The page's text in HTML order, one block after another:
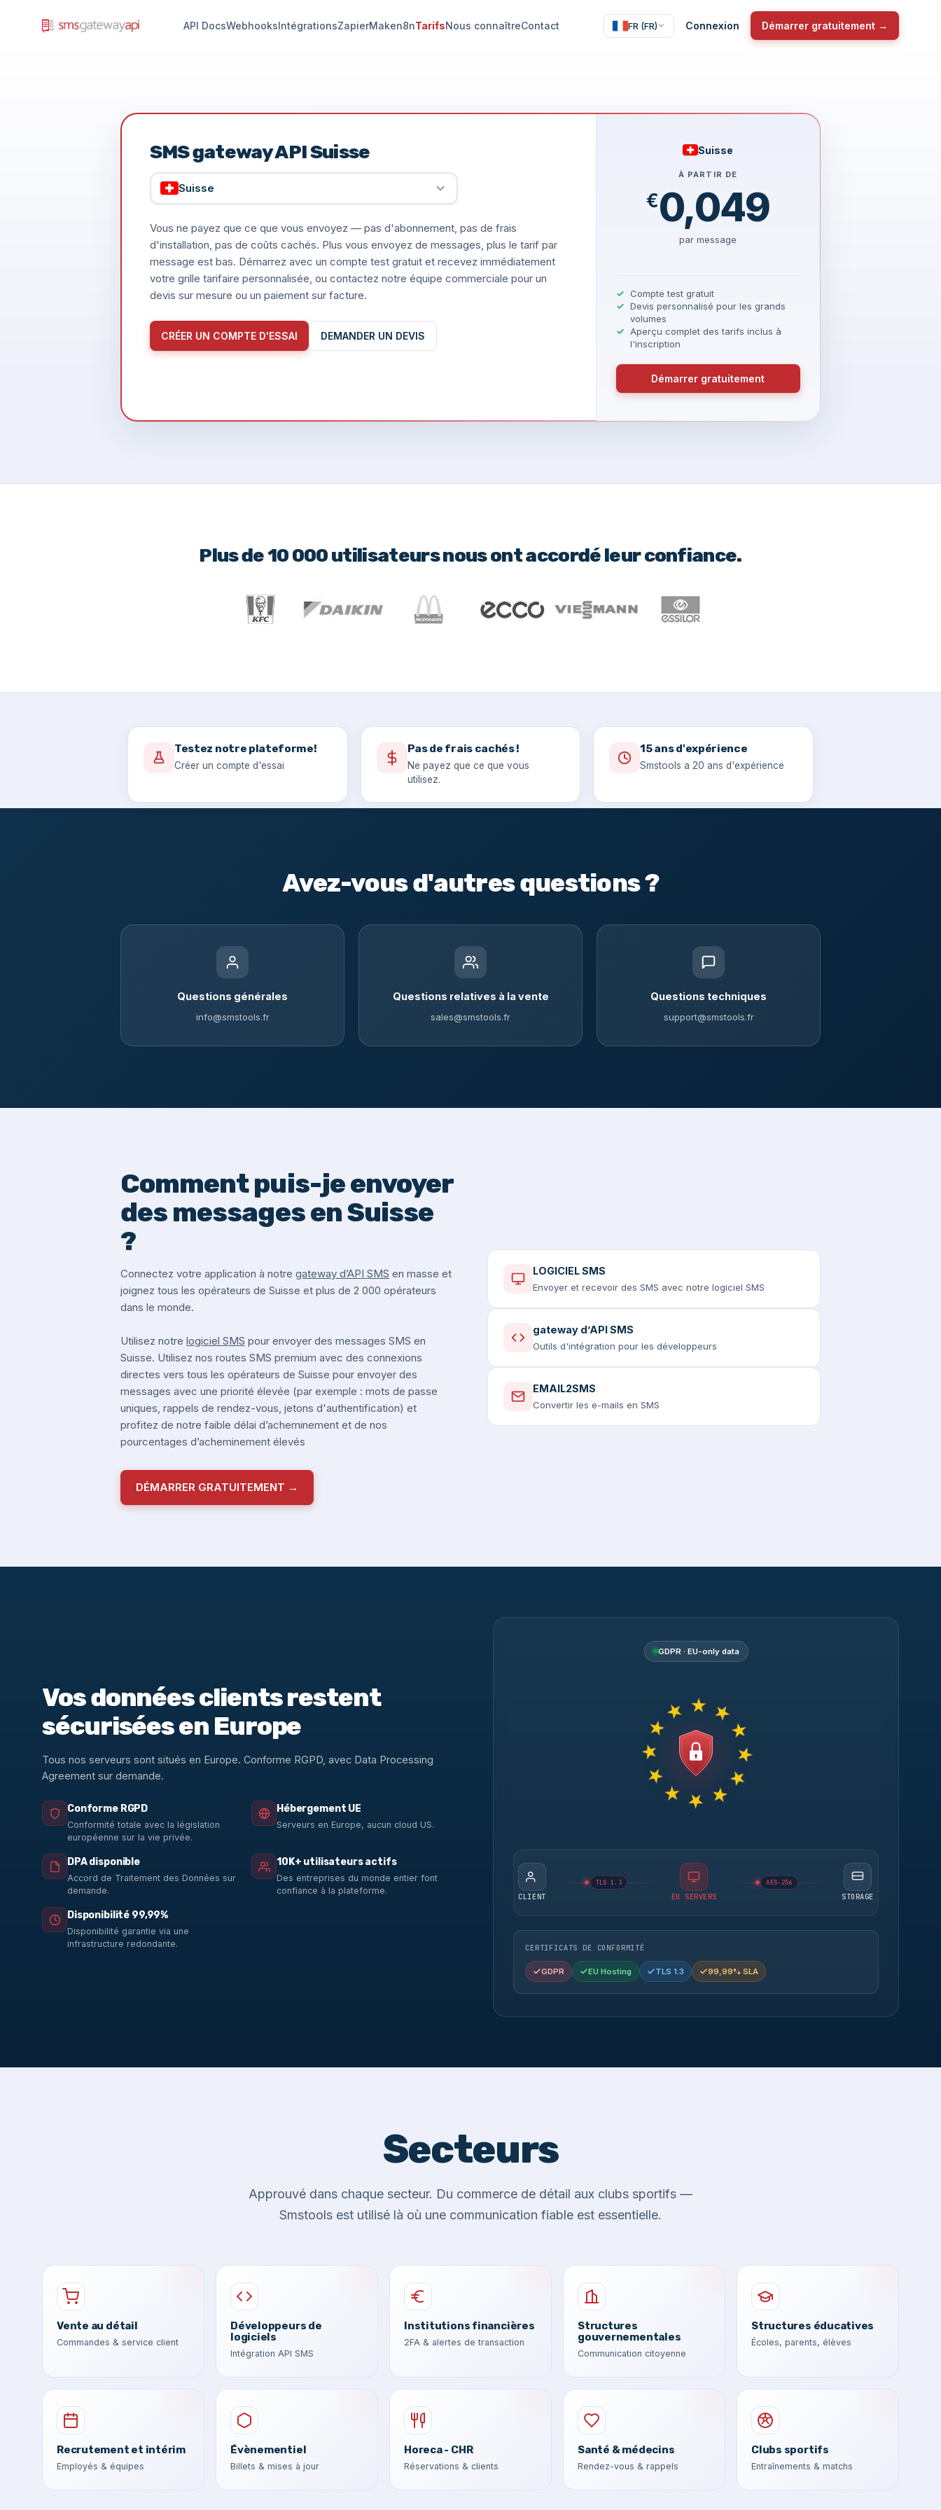
API DocsWebhooksIntégrationsZapierMaken8nTarifsNous connaîtreContact FR (FR) Connexion Démarrer gratuitement →
Plus de 10 000 utilisateurs nous ont accordé leur confiance.
Testez notre plateforme!
Créer un compte d'essai
Pas de frais cachés !
Ne payez que ce que vous
utilisez.
15 ans d'expérience
Smstools a 20 ans d'expérience
SMS gateway API Suisse
Suisse
Vous ne payez que ce que vous envoyez — pas d'abonnement, pas de frais
d'installation, pas de coûts cachés. Plus vous envoyez de messages, plus le tarif par
message est bas. Démarrez avec un compte test gratuit et recevez immédiatement
votre grille tarifaire personnalisée, ou contactez notre équipe commerciale pour un
devis sur mesure ou un paiement sur facture.
CRÉER UN COMPTE D'ESSAI DEMANDER UN DEVIS
Suisse
À PARTIR DE
€0,049
par message
Compte test gratuit
Devis personnalisé pour les grands
volumes
Aperçu complet des tarifs inclus à
l'inscription
Démarrer gratuitement
Avez-vous d'autres questions ?
Questions générales
info@smstools.fr
Questions relatives à la vente
sales@smstools.fr
Questions techniques
support@smstools.fr
Comment puis-je envoyer
des messages en Suisse
?
Connectez votre application à notre gateway d’API SMS en masse et
joignez tous les opérateurs de Suisse et plus de 2 000 opérateurs
dans le monde.
Utilisez notre logiciel SMS pour envoyer des messages SMS en
Suisse. Utilisez nos routes SMS premium avec des connexions
directes vers tous les opérateurs de Suisse pour envoyer des
messages avec une priorité élevée (par exemple : mots de passe
uniques, rappels de rendez-vous, jetons d'authentification) et
profitez de notre faible délai d’acheminement et de nos
pourcentages d’acheminement élevés
DÉMARRER GRATUITEMENT →
LOGICIEL SMS
Envoyer et recevoir des SMS avec notre logiciel SMS
gateway d’API SMS
Outils d'intégration pour les développeurs
EMAIL2SMS
Convertir les e-mails en SMS
Vos données clients restent
sécurisées en Europe
Tous nos serveurs sont situés en Europe. Conforme RGPD, avec Data Processing
Agreement sur demande.
Conforme RGPD
Conformité totale avec la législation
européenne sur la vie privée.
Hébergement UE
Serveurs en Europe, aucun cloud US.
DPA disponible
Accord de Traitement des Données sur
demande.
10K+ utilisateurs actifs
Des entreprises du monde entier font
confiance à la plateforme.
Disponibilité 99,99%
Disponibilité garantie via une
infrastructure redondante.
GDPR · EU-only data
CLIENT
TLS 1.3
EU SERVERS
AES-256
STORAGE
CERTIFICATS DE CONFORMITÉ
GDPR EU Hosting TLS 1.3 99,99% SLA
Secteurs
Approuvé dans chaque secteur. Du commerce de détail aux clubs sportifs —
Smstools est utilisé là où une communication fiable est essentielle.
Vente au détail
Commandes & service client
Développeurs de
logiciels
Intégration API SMS
Institutions financières
2FA & alertes de transaction
Structures
gouvernementales
Communication citoyenne
Structures éducatives
Écoles, parents, élèves
Recrutement et intérim
Employés & équipes
Évènementiel
Billets & mises à jour
Horeca - CHR
Réservations & clients
Santé & médecins
Rendez-vous & rappels
Clubs sportifs
Entraînements & matchs